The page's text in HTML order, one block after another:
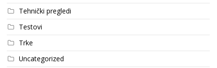
Tehnički pregledi
Testovi
Trke
Uncategorized